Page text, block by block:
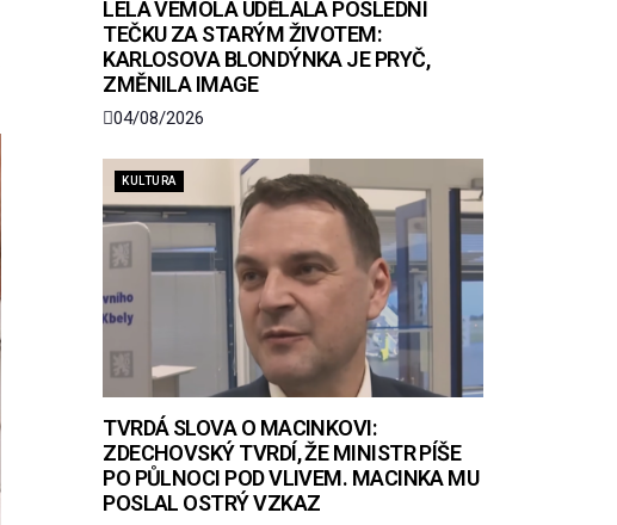
LELA VÉMOLA UDĚLALA POSLEDNÍ
TEČKU ZA STARÝM ŽIVOTEM:
KARLOSOVA BLONDÝNKA JE PRYČ,
ZMĚNILA IMAGE
04/08/2026
KULTURA
TVRDÁ SLOVA O MACINKOVI:
ZDECHOVSKÝ TVRDÍ, ŽE MINISTR PÍŠE
PO PŮLNOCI POD VLIVEM. MACINKA MU
POSLAL OSTRÝ VZKAZ